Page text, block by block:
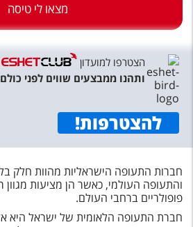
מגזין אשת
שירות לקוחות
תקנון
עקבו אחרינו
מצאו לי טיסה
הצטרפו למועדון
ותהנו ממבצעים שווים לפני
להצטרפות!
חברות התעופה הישראליות מהוות חלק
והתעופה העולמי, כאשר הן מציעות
פופולריים ברחבי העולם.
חברת התעופה הלאומית של ישראל היא